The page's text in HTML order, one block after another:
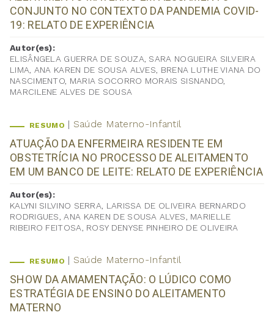
CONJUNTO NO CONTEXTO DA PANDEMIA COVID-
19: RELATO DE EXPERIÊNCIA
Autor(es):
ELISÂNGELA GUERRA DE SOUZA, SARA NOGUEIRA SILVEIRA
LIMA, ANA KAREN DE SOUSA ALVES, BRENA LUTHE VIANA DO
NASCIMENTO, MARIA SOCORRO MORAIS SISNANDO,
MARCILENE ALVES DE SOUSA
RESUMO Saúde Materno-Infantil
ATUAÇÃO DA ENFERMEIRA RESIDENTE EM
OBSTETRÍCIA NO PROCESSO DE ALEITAMENTO
EM UM BANCO DE LEITE: RELATO DE EXPERIÊNCIA
Autor(es):
KALYNI SILVINO SERRA, LARISSA DE OLIVEIRA BERNARDO
RODRIGUES, ANA KAREN DE SOUSA ALVES, MARIELLE
RIBEIRO FEITOSA, ROSY DENYSE PINHEIRO DE OLIVEIRA
RESUMO Saúde Materno-Infantil
SHOW DA AMAMENTAÇÃO: O LÚDICO COMO
ESTRATÉGIA DE ENSINO DO ALEITAMENTO
MATERNO